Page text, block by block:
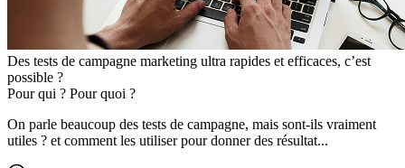
Des tests de campagne marketing ultra rapides et efficaces, c’est
possible ?
Pour qui ? Pour quoi ?
On parle beaucoup des tests de campagne, mais sont-ils vraiment
utiles ? et comment les utiliser pour donner des résultat...